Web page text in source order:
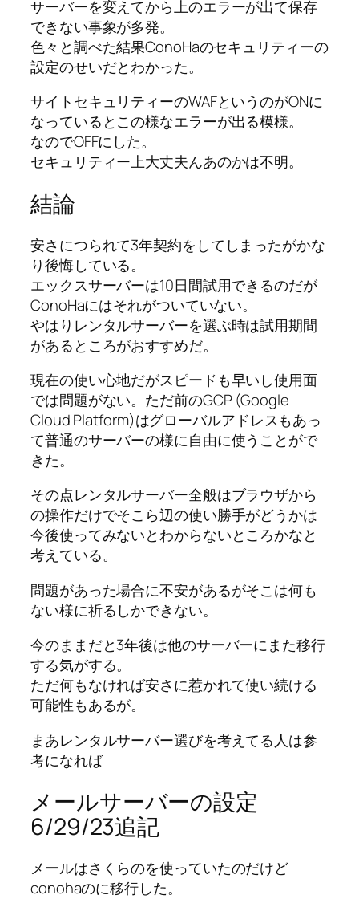
サーバーを変えてから上のエラーが出て保存
できない事象が多発。
色々と調べた結果ConoHaのセキュリティーの
設定のせいだとわかった。
サイトセキュリティーのWAFというのがONに
なっているとこの様なエラーが出る模様。
なのでOFFにした。
セキュリティー上大丈夫んあのかは不明。
結論
安さにつられて3年契約をしてしまったがかな
り後悔している。
エックスサーバーは10日間試用できるのだが
ConoHaにはそれがついていない。
やはりレンタルサーバーを選ぶ時は試用期間
があるところがおすすめだ。
現在の使い心地だがスピードも早いし使用面
では問題がない。ただ前のGCP (Google
Cloud Platform)はグローバルアドレスもあっ
て普通のサーバーの様に自由に使うことがで
きた。
その点レンタルサーバー全般はブラウザから
の操作だけでそこら辺の使い勝手がどうかは
今後使ってみないとわからないところかなと
考えている。
問題があった場合に不安があるがそこは何も
ない様に祈るしかできない。
今のままだと3年後は他のサーバーにまた移行
する気がする。
ただ何もなければ安さに惹かれて使い続ける
可能性もあるが。
まあレンタルサーバー選びを考えてる人は参
考になれば
メールサーバーの設定
6/29/23追記
メールはさくらのを使っていたのだけど
conohaのに移行した。